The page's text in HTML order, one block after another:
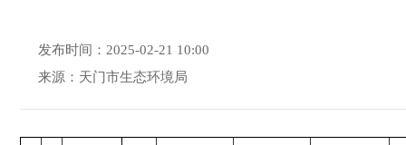
发布时间：2025-02-21 10:00
来源：天门市生态环境局